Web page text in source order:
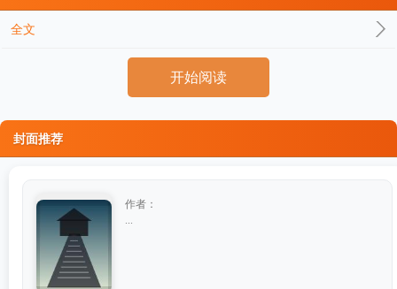
全文
开始阅读
封面推荐
作者：